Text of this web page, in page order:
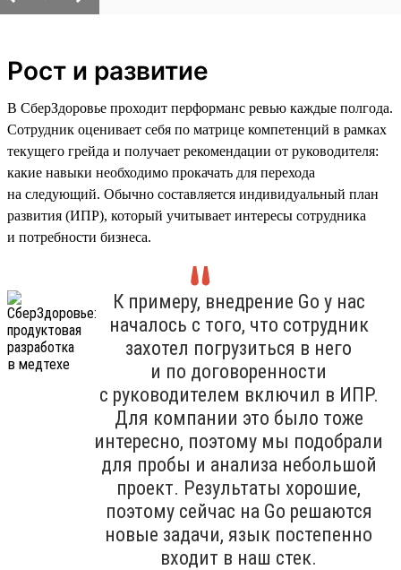
Рост и развитие
В СберЗдоровье проходит перформанс ревью каждые полгода.
Сотрудник оценивает себя по матрице компетенций в рамках
текущего грейда и получает рекомендации от руководителя:
какие навыки необходимо прокачать для перехода
на следующий. Обычно составляется индивидуальный план
развития (ИПР), который учитывает интересы сотрудника
и потребности бизнеса.
К примеру, внедрение Go у нас
началось с того, что сотрудник
захотел погрузиться в него
и по договоренности
с руководителем включил в ИПР.
Для компании это было тоже
интересно, поэтому мы подобрали
для пробы и анализа небольшой
проект. Результаты хорошие,
поэтому сейчас на Go решаются
новые задачи, язык постепенно
входит в наш стек.